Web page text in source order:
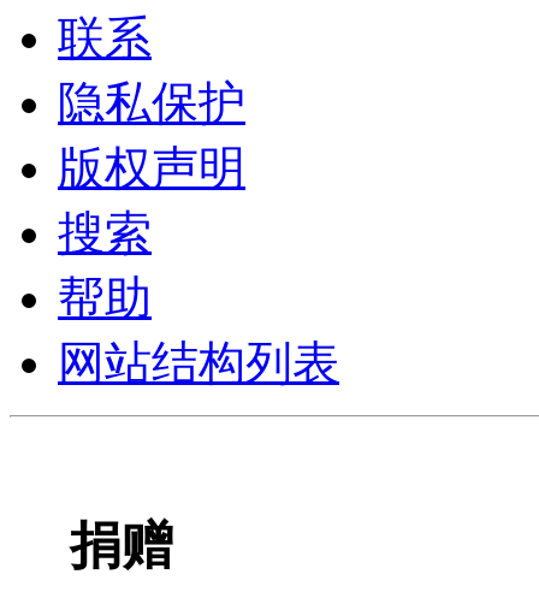
联系
隐私保护
版权声明
搜索
帮助
网站结构列表
捐赠